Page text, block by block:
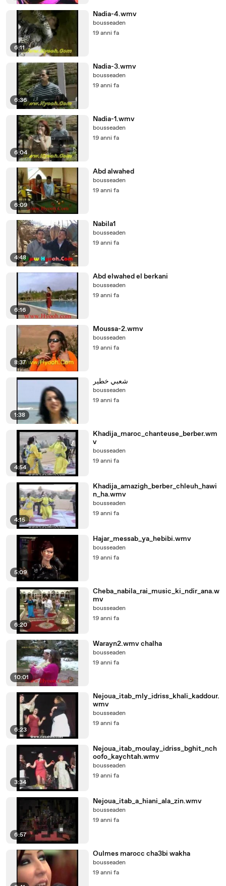
6:11
Nadia-4.wmv
bousseaden
19 anni fa
6:36
Nadia-3.wmv
bousseaden
19 anni fa
6:04
Nadia-1.wmv
bousseaden
19 anni fa
6:09
Abd alwahed
bousseaden
19 anni fa
4:48
Nabila1
bousseaden
19 anni fa
6:16
Abd elwahed el berkani
bousseaden
19 anni fa
8:37
Moussa-2.wmv
bousseaden
19 anni fa
1:38
شعبي خطير
bousseaden
19 anni fa
4:54
Khadija_maroc_chanteuse_berber.wm
v
bousseaden
19 anni fa
4:15
Khadija_amazigh_berber_chleuh_hawi
n_ha.wmv
bousseaden
19 anni fa
5:09
Hajar_messab_ya_hebibi.wmv
bousseaden
19 anni fa
6:20
Cheba_nabila_rai_music_ki_ndir_ana.w
mv
bousseaden
19 anni fa
10:01
Warayn2.wmv chalha
bousseaden
19 anni fa
6:23
Nejoua_itab_mly_idriss_khali_kaddour.
wmv
bousseaden
19 anni fa
3:34
Nejoua_itab_moulay_idriss_bghit_nch
oofo_kaychtah.wmv
bousseaden
19 anni fa
6:57
Nejoua_itab_a_hiani_ala_zin.wmv
bousseaden
19 anni fa
Oulmes marocc cha3bi wakha
bousseaden
19 anni fa